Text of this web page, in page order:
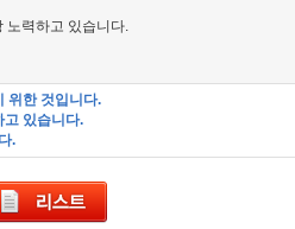
노력하고 있습니다.
위한 것입니다.
고 있습니다.
.